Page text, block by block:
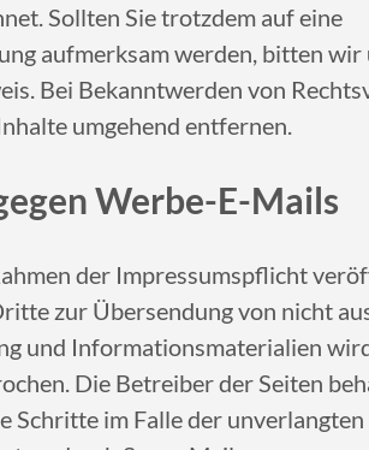
Sollten Sie trotzdem auf eine
aufmerksam werden, bitten wir
Bei Bekanntwerden von
umgehend entfernen.
Werbe-E-Mails
der Impressumspflicht
zur Übersendung von nicht
und Informationsmaterialien
Die Betreiber der Seiten
Schritte im Falle der